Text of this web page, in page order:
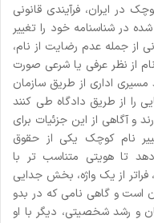
ایران، فرآیندی قانونی
در شناسنامه خود را تغییر
از جمله عدم رضایت از نام،
از نظر عرفی یا شرعی صورت
مسیری اداری از طریق سازمان
را از طریق دادگاه طی کنند
و آگاهی از این جزئیات برای
نام کوچک یکی از حقوق
تا هویتی متناسب تر با
از یک واژه، بخش جدایی
است و گاهی نامی که در بدو
و رشد شخصیتی، دیگر با او